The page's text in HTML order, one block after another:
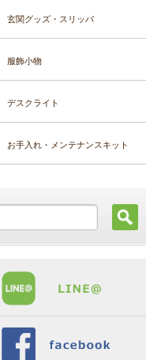
玄関グッズ・スリッパ
服飾小物
デスクライト
お手入れ・メンテナンスキット